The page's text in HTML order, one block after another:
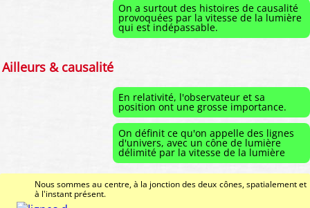
On a surtout des histoires de causalité
provoquées par la vitesse de la lumière
qui est indépassable.
Ailleurs & causalité
En relativité, l'observateur et sa
position ont une grosse importance.
On définit ce qu'on appelle des lignes
d'univers, avec un cône de lumière
délimité par la vitesse de la lumière
Nous sommes au centre, à la jonction des deux cônes, spatialement et
à l'instant présent.